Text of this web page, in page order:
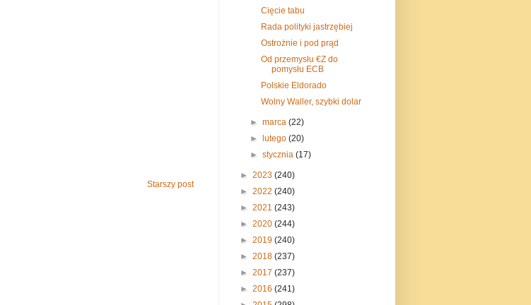
Starszy post
Cięcie tabu
Rada polityki jastrzębiej
Ostrożnie i pod prąd
Od przemysłu €Z do
pomysłu ECB
Polskie Eldorado
Wolny Waller, szybki dolar
►marca(22)
►lutego(20)
►stycznia(17)
► 2023 (240)
► 2022 (240)
► 2021 (243)
► 2020 (244)
► 2019 (240)
► 2018 (237)
► 2017 (237)
► 2016 (241)